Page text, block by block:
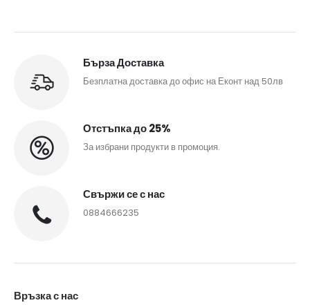
Бърза Доставка
Безплатна доставка до офис на Еконт над 50лв
Отстъпка до 25%
За избрани продукти в промоция.
Свържи се с нас
0884666235
Връзка с нас